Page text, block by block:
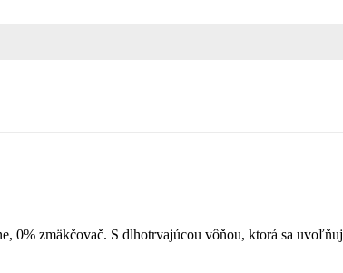
0% zmäkčovač. S dlhotrvajúcou vôňou, ktorá sa